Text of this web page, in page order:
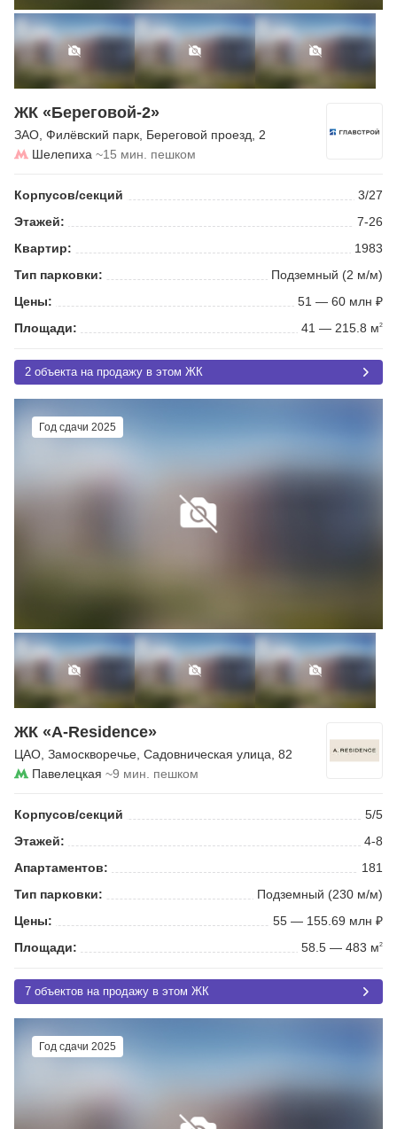
ЖК «Береговой-2»
ЗАО, Филёвский парк, Береговой проезд, 2
Шелепиха ~15 мин. пешком
Корпусов/секций
3/27
Этажей:
7-26
Квартир:
1983
Тип парковки:
Подземный (2 м/м)
Цены:
51 — 60 млн ₽
Площади:
41 — 215.8 м2
2 объекта на продажу в этом ЖК
Год сдачи 2025
ЖК «A-Residence»
ЦАО Замоскворечье Садовническая улица , 82
Павелецкая ~9 мин. пешком
Корпусов/секций
5/5
Этажей:
4-8
Апартаментов:
181
Тип парковки:
Подземный (230 м/м)
Цены:
55 — 155.69 млн ₽
Площади:
58.5 — 483 м2
7 объектов на продажу в этом ЖК
Год сдачи 2025